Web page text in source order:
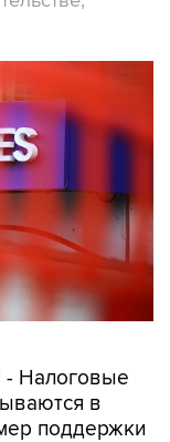
- Налоговые
в
поддержки